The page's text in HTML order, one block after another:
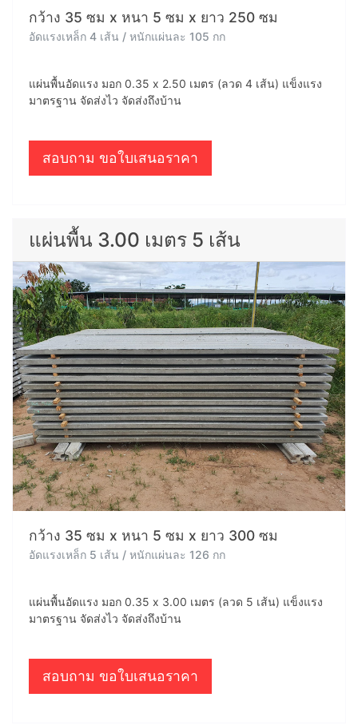
กว้าง 35 ซม x หนา 5 ซม x ยาว 250 ซม
อัดแรงเหล็ก 4 เส้น / หนักแผ่นละ 105 กก
แผ่นพื้นอัดแรง มอก 0.35 x 2.50 เมตร (ลวด 4 เส้น) แข็งแรง
มาตรฐาน จัดส่งไว จัดส่งถึงบ้าน
สอบถาม ขอใบเสนอราคา
แผ่นพื้น 3.00 เมตร 5 เส้น
กว้าง 35 ซม x หนา 5 ซม x ยาว 300 ซม
อัดแรงเหล็ก 5 เส้น / หนักแผ่นละ 126 กก
แผ่นพื้นอัดแรง มอก 0.35 x 3.00 เมตร (ลวด 5 เส้น) แข็งแรง
มาตรฐาน จัดส่งไว จัดส่งถึงบ้าน
สอบถาม ขอใบเสนอราคา